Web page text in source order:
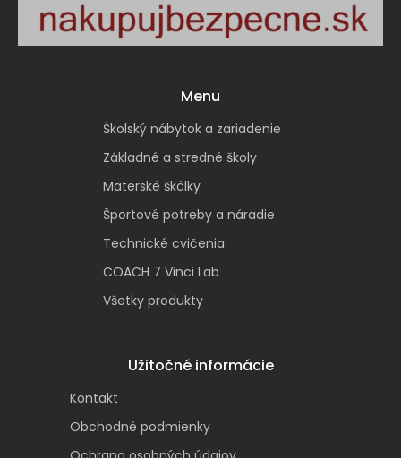
Menu
Školský nábytok a zariadenie
Základné a stredné školy
Materské škôlky
Športové potreby a náradie
Technické cvičenia
COACH 7 Vinci Lab
Všetky produkty
Užitočné informácie
Kontakt
Obchodné podmienky